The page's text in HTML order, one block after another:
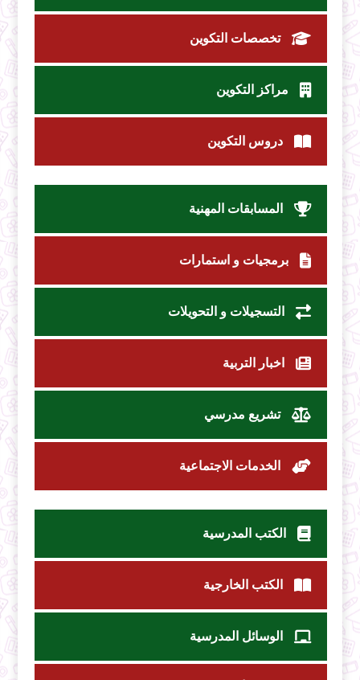
تخصصات التكوين
مراكز التكوين
دروس التكوين
المسابقات المهنية
برمجيات و استمارات
التسجيلات و التحويلات
اخبار التربية
تشريع مدرسي
الخدمات الاجتماعية
الكتب المدرسية
الكتب الخارجية
الوسائل المدرسية